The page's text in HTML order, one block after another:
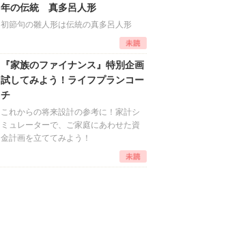
年の伝統 真多呂人形
初節句の雛人形は伝統の真多呂人形
『家族のファイナンス』特別企画
試してみよう！ライフプランコー
チ
これからの将来設計の参考に！家計シ
ミュレーターで、ご家庭にあわせた資
金計画を立ててみよう！